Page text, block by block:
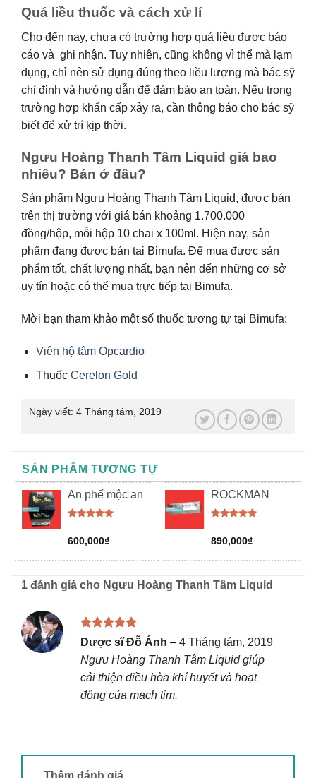
Quá liều thuốc và cách xử lí
Cho đến nay, chưa có trường hợp quá liều được báo
cáo và ghi nhận. Tuy nhiên, cũng không vì thể mà lạm
dụng, chỉ nên sử dụng đúng theo liều lượng mà bác sỹ
chỉ định và hướng dẫn để đảm bảo an toàn. Nếu trong
trường hợp khẩn cấp xảy ra, cần thông báo cho bác sỹ
biết để xử trí kịp thời.
Ngưu Hoàng Thanh Tâm Liquid giá bao
nhiêu? Bán ở đâu?
Sản phẩm Ngưu Hoàng Thanh Tâm Liquid, được bán
trên thị trường với giá bán khoảng 1.700.000
đồng/hộp, mỗi hộp 10 chai x 100ml. Hiện nay, sản
phẩm đang được bán tại Bimufa. Để mua được sản
phẩm tốt, chất lượng nhất, bạn nên đến những cơ sở
uy tín hoặc có thể mua trực tiếp tại Bimufa.
Mời bạn tham khảo một số thuốc tương tự tại Bimufa:
Viên hộ tâm Opcardio
Thuốc Cerelon Gold
Ngày viết: 4 Tháng tám, 2019
SẢN PHẨM TƯƠNG TỰ
An phế mộc an
hạng5.00
5 sao
600,000₫
ROCKMAN
hạng5.00
5 sao
890,000₫
1 đánh giá cho Ngưu Hoàng Thanh Tâm Liquid
Được xếp
hạng
sao
Dược sĩ Đỗ Ánh – 4 Tháng tám, 2019
Ngưu Hoàng Thanh Tâm Liquid giúp
cải thiện điều hòa khí huyết và hoạt
động của mạch tim.
Thêm đánh giá